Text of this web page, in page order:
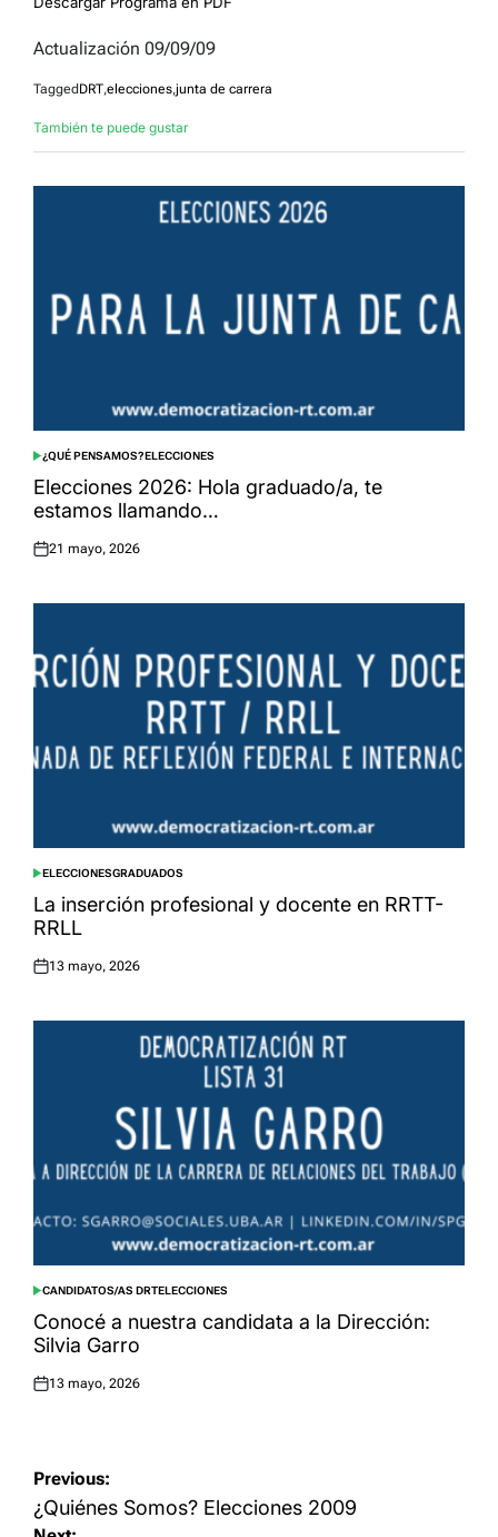
Actualización 09/09/09
Tagged DRT,elecciones,junta de carrera
También te puede gustar
POSTED
IN
¿QUÉ PENSAMOS?ELECCIONES
Elecciones 2026: Hola graduado/a, te
estamos llamando…
Posted
21 mayo, 2026
POSTED
IN
ELECCIONESGRADUADOS
La inserción profesional y docente en RRTT-
RRLL
Posted
13 mayo, 2026
POSTED
IN
CANDIDATOS/AS DRTELECCIONES
Conocé a nuestra candidata a la Dirección:
Silvia Garro
Posted
13 mayo, 2026
Navegación
de
Previous:
¿Quiénes Somos? Elecciones 2009